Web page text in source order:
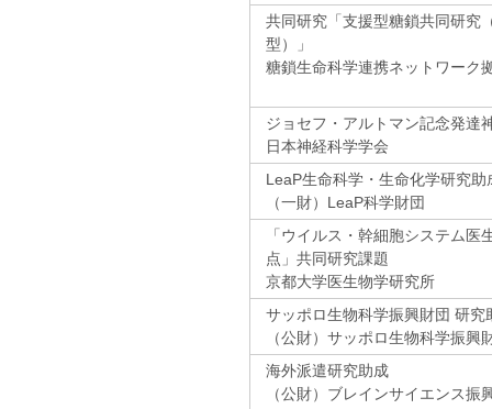
共同研究「支援型糖鎖共同研究
型）」
糖鎖生命科学連携ネットワーク
ジョセフ・アルトマン記念発達
日本神経科学学会
LeaP生命科学・生命化学研究助
（一財）LeaP科学財団
「ウイルス・幹細胞システム医
点」共同研究課題
京都大学医生物学研究所
サッポロ生物科学振興財団 研究
（公財）サッポロ生物科学振興
海外派遣研究助成
（公財）ブレインサイエンス振